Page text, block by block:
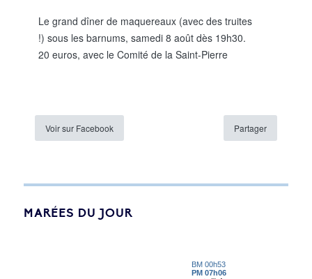
Le grand dîner de maquereaux (avec des truites
!) sous les barnums, samedi 8 août dès 19h30.
20 euros, avec le Comité de la Saint-Pierre
Voir sur Facebook Partager
MARÉES DU JOUR